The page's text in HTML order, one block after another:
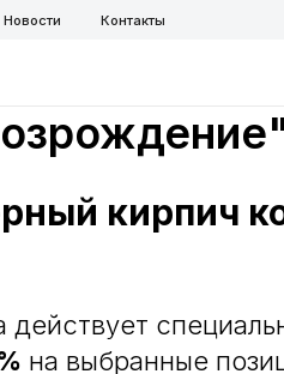
Контакты
кирпич
действует
на выбранные